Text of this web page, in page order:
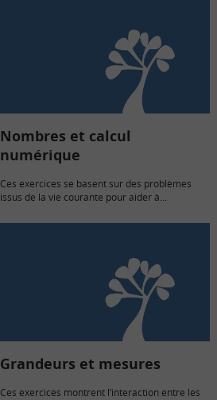
Nombres et calcul
numérique
Ces exercices se basent sur des problèmes
issus de la vie courante pour aider à...
Grandeurs et mesures
Ces exercices montrent l’interaction entre les